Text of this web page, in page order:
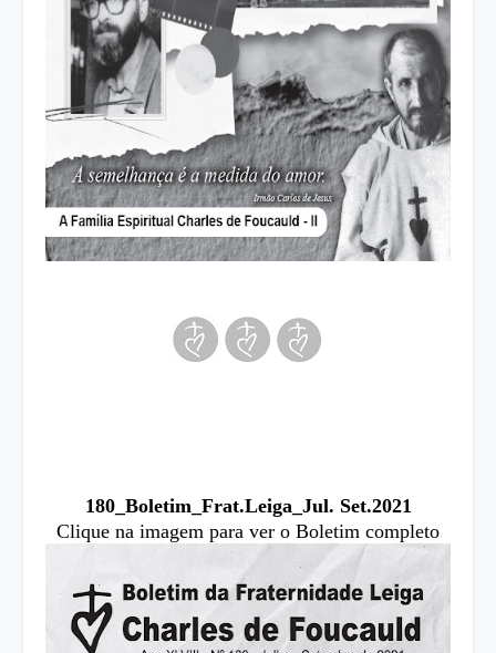
180_Boletim_Frat.Leiga_Jul. Set.2021
Clique na imagem para ver o Boletim completo